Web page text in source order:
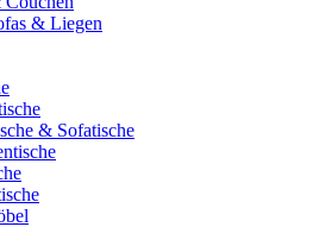
& Liegen
& Sofatische